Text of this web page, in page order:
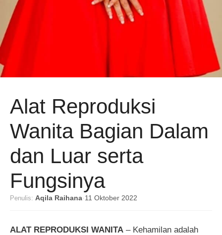
Alat Reproduksi
Wanita Bagian Dalam
dan Luar serta
Fungsinya
Penulis: Aqila Raihana· 11 Oktober 2022
ALAT REPRODUKSI WANITA – Kehamilan adalah